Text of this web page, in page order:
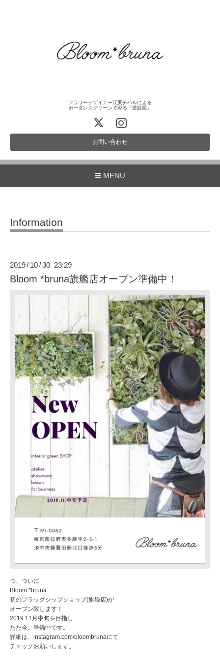
フラワーデザイナー江尻チハルによる
ボーダレスグリーンで彩る「壁庭園」
お問い合わせ
MENU
Information
2019 / 10 /30 23:29
Bloom *bruna旗艦店オープン準備中！
つ、ついに
Bloom *bruna
初のフラッグシップショップ(旗艦店)が
オープン致します！
2019.11月中旬を目指し
ただ今、準備中です。
詳細は、 instagram.com/bloombrunaにて
チェックお願いします。